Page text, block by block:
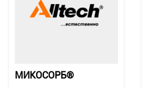
МИКОСОРБ®